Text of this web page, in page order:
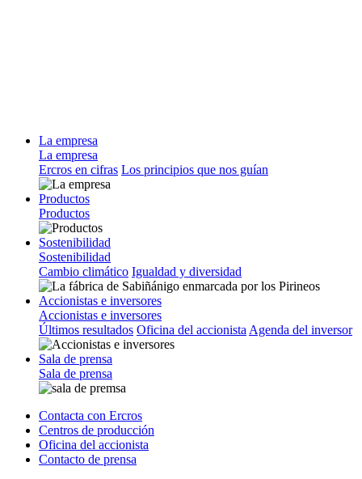
La empresa
La empresa
Ercros en cifras Los principios que nos guían
Productos
Productos
Sostenibilidad
Sostenibilidad
Cambio climático Igualdad y diversidad
Accionistas e inversores
Accionistas e inversores
Últimos resultados Oficina del accionistaAgenda del inversor
Sala de prensa
Sala de prensa
Contacta con Ercros
Centros de producción
Oficina del accionista
Contacto de prensa